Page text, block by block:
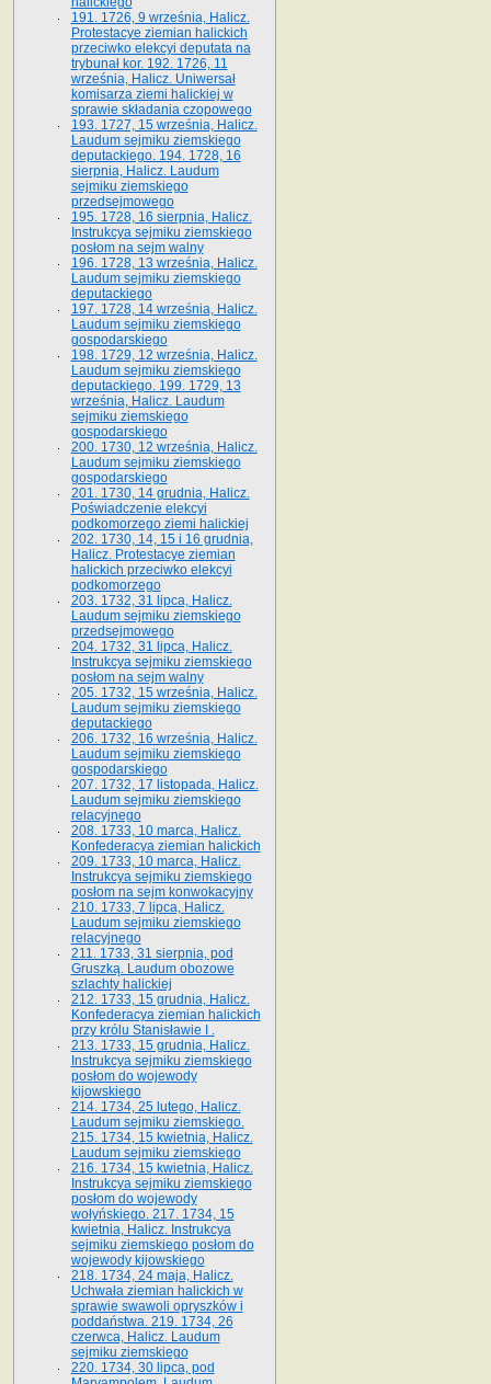
191. 1726, 9 września, Halicz.
Protestacye ziemian halickich
przeciwko elekcyi deputata na
trybunał kor. 192. 1726, 11
września, Halicz. Uniwersał
komisarza ziemi halickiej w
sprawie składania czopowego
193. 1727, 15 września, Halicz.
Laudum sejmiku ziemskiego
deputackiego. 194. 1728, 16
sierpnia, Halicz. Laudum
sejmiku ziemskiego
przedsejmowego
195. 1728, 16 sierpnia, Halicz.
Instrukcya sejmiku ziemskiego
posłom na sejm walny
196. 1728, 13 września, Halicz.
Laudum sejmiku ziemskiego
deputackiego
197. 1728, 14 września, Halicz.
Laudum sejmiku ziemskiego
gospodarskiego
198. 1729, 12 września, Halicz.
Laudum sejmiku ziemskiego
deputackiego. 199. 1729, 13
września, Halicz. Laudum
sejmiku ziemskiego
gospodarskiego
200. 1730, 12 września, Halicz.
Laudum sejmiku ziemskiego
gospodarskiego
201. 1730, 14 grudnia, Halicz.
Poświadczenie elekcyi
podkomorzego ziemi halickiej
202. 1730, 14, 15 i 16 grudnia,
Halicz. Protestacye ziemian
halickich przeciwko elekcyi
podkomorzego
203. 1732, 31 lipca, Halicz.
Laudum sejmiku ziemskiego
przedsejmowego
204. 1732, 31 lipca, Halicz.
Instrukcya sejmiku ziemskiego
posłom na sejm walny
205. 1732, 15 września, Halicz.
Laudum sejmiku ziemskiego
deputackiego
206. 1732, 16 września, Halicz.
Laudum sejmiku ziemskiego
gospodarskiego
207. 1732, 17 listopada, Halicz.
Laudum sejmiku ziemskiego
relacyjnego
208. 1733, 10 marca, Halicz.
Konfederacya ziemian halickich­
209. 1733, 10 marca, Halicz.
Instrukcya sejmiku ziemskiego
posłom na sejm konwokacyjny
210. 1733, 7 lipca, Halicz.
Laudum sejmiku ziemskiego
relacyjnego
211. 1733, 31 sierpnia, pod
Gruszką. Laudum obozowe
szlachty halickiej
212. 1733, 15 grudnia, Halicz.
Konfederacya ziemian halickich
przy królu Stanisławie I .
213. 1733, 15 grudnia, Halicz.
Instrukcya sejmiku ziemskiego
posłom do wojewody
kijowskiego
214. 1734, 25 lutego, Halicz.
Laudum sejmiku ziemskiego.
215. 1734, 15 kwietnia, Halicz.
Laudum sejmiku ziemskiego
216. 1734, 15 kwietnia, Halicz.
Instrukcya sejmiku ziemskiego
posłom do wojewody
wołyńskiego. 217. 1734, 15
kwietnia, Halicz. Instrukcya
sejmiku ziemskiego posłom do
wojewody kijowskiego
218. 1734, 24 maja, Halicz.
Uchwała ziemian halickich w
sprawie swawoli opryszków i
poddaństwa. 219. 1734, 26
czerwca, Halicz. Laudum
sejmiku ziemskiego
220. 1734, 30 lipca, pod